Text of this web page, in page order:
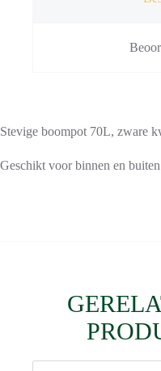
Stevige boompot 70L, zware
Geschikt voor binnen en buiten